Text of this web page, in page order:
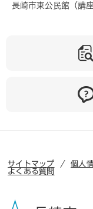
長崎市東公民館（講
サイトマップ 個人
よくある質問